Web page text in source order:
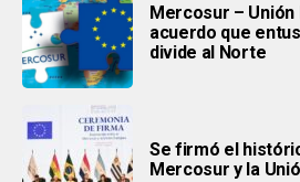
Mercosur – Unión
acuerdo que
divide al Norte
Se firmó el
Mercosur y la